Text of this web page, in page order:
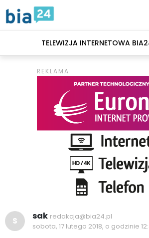
TELEWIZJA INTERNETOWA
S sak redakcja@bia24.pl
sobota, 17 lutego 2018, o godzinie